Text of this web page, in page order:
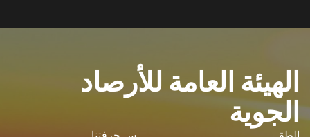
الهيئة العامة للأرصاد
الجوية